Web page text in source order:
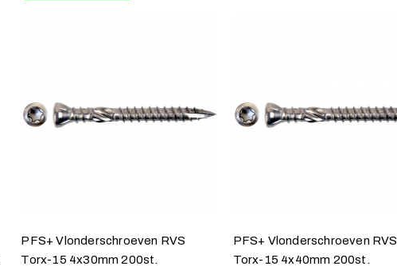
PFS+ Vlonderschroeven RVS
Torx-15 4x30mm 200st.
PFS+ Vlonderschroeven RVS
Torx-15 4x40mm 200st.